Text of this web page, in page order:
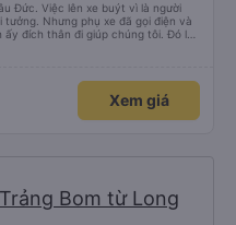
Đức. Việc lên xe buýt vì là người
Nhưng phụ xe đã gọi điện và
đích thân đi giúp chúng tôi. Đó là
trẻ nhỏ khá thú vị. Chúng tôi không
đảm bảo chúng tôi đã sẵn sàng.
giường đều có gối và chăn, và đủ
mái.
Xem giá
Bom từ Long